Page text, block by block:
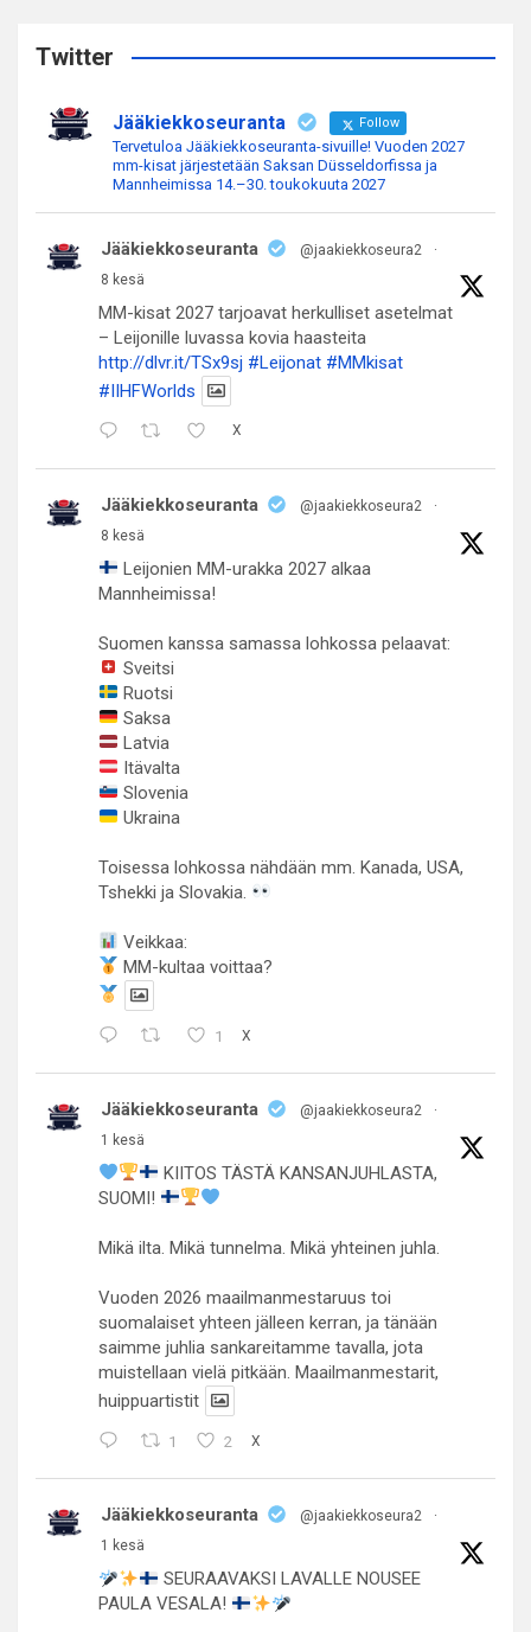
c
Twitter
Jääkiekkoseuranta Follow
Tervetuloa Jääkiekkoseuranta-sivuille! Vuoden 2027
mm-kisat järjestetään Saksan Düsseldorfissa ja
Mannheimissa 14.–30. toukokuuta 2027
Jääkiekkoseuranta @jaakiekkoseura2
·
8 kesä
MM-kisat 2027 tarjoavat herkulliset asetelmat
– Leijonille luvassa kovia haasteita
http://dlvr.it/TSx9sj #Leijonat #MMkisat
#IIHFWorlds
X
Jääkiekkoseuranta @jaakiekkoseura2
·
8 kesä
Leijonien MM-urakka 2027 alkaa
Mannheimissa!
Suomen kanssa samassa lohkossa pelaavat:
Sveitsi
Ruotsi
Saksa
Latvia
Itävalta
Slovenia
Ukraina
Toisessa lohkossa nähdään mm. Kanada, USA,
Tshekki ja Slovakia.
Veikkaa:
MM-kultaa voittaa?
1 X
Jääkiekkoseuranta @jaakiekkoseura2
·
1 kesä
KIITOS TÄSTÄ KANSANJUHLASTA,
SUOMI!
Mikä ilta. Mikä tunnelma. Mikä yhteinen juhla.
Vuoden 2026 maailmanmestaruus toi
suomalaiset yhteen jälleen kerran, ja tänään
saimme juhlia sankareitamme tavalla, jota
muistellaan vielä pitkään. Maailmanmestarit,
huippuartistit
1 2 X
Jääkiekkoseuranta @jaakiekkoseura2
·
1 kesä
SEURAAVAKSI LAVALLE NOUSEE
PAULA VESALA!